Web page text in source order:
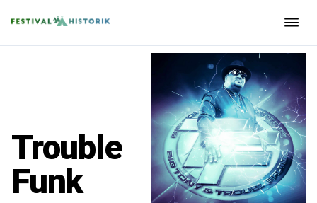
Trouble
Funk